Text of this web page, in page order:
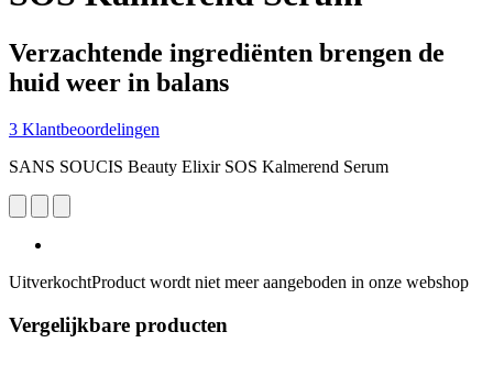
Verzachtende ingrediënten brengen de
huid weer in balans
3 Klantbeoordelingen
SANS SOUCIS Beauty Elixir SOS Kalmerend Serum
UitverkochtProduct wordt niet meer aangeboden in onze webshop
Vergelijkbare producten